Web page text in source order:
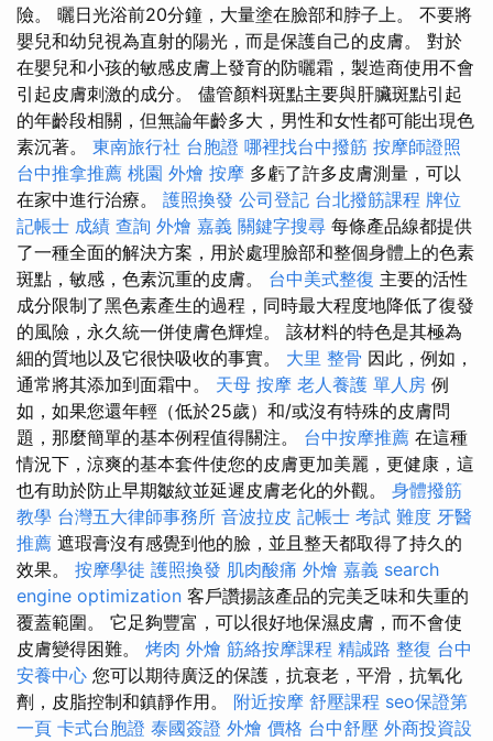
險。 曬日光浴前20分鐘，大量塗在臉部和脖子上。 不要將
嬰兒和幼兒視為直射的陽光，而是保護自己的皮膚。 對於
在嬰兒和小孩的敏感皮膚上發育的防曬霜，製造商使用不會
引起皮膚刺激的成分。 儘管顏料斑點主要與肝臟斑點引起
的年齡段相關，但無論年齡多大，男性和女性都可能出現色
素沉著。 東南旅行社 台胞證 哪裡找台中撥筋 按摩師證照
台中推拿推薦 桃園 外燴 按摩 多虧了許多皮膚測量，可以
在家中進行治療。 護照換發 公司登記 台北撥筋課程 牌位
記帳士 成績 查詢 外燴 嘉義 關鍵字搜尋 每條產品線都提供
了一種全面的解決方案，用於處理臉部和整個身體上的色素
斑點，敏感，色素沉重的皮膚。 台中美式整復 主要的活性
成分限制了黑色素產生的過程，同時最大程度地降低了復發
的風險，永久統一併使膚色輝煌。 該材料的特色是其極為
細的質地以及它很快吸收的事實。 大里 整骨 因此，例如，
通常將其添加到面霜中。 天母 按摩 老人養護 單人房 例
如，如果您還年輕（低於25歲）和/或沒有特殊的皮膚問
題，那麼簡單的基本例程值得關注。 台中按摩推薦 在這種
情況下，涼爽的基本套件使您的皮膚更加美麗，更健康，這
也有助於防止早期皺紋並延遲皮膚老化的外觀。 身體撥筋
教學 台灣五大律師事務所 音波拉皮 記帳士 考試 難度 牙醫
推薦 遮瑕膏沒有感覺到他的臉，並且整天都取得了持久的
效果。 按摩學徒 護照換發 肌肉酸痛 外燴 嘉義 search
engine optimization 客戶讚揚該產品的完美乏味和失重的
覆蓋範圍。 它足夠豐富，可以很好地保濕皮膚，而不會使
皮膚變得困難。 烤肉 外燴 筋絡按摩課程 精誠路 整復 台中
安養中心 您可以期待廣泛的保護，抗衰老，平滑，抗氧化
劑，皮脂控制和鎮靜作用。 附近按摩 舒壓課程 seo保證第
一頁 卡式台胞證 泰國簽證 外燴 價格 台中舒壓 外商投資設